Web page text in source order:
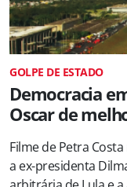
GOLPE DE ESTADO
Democracia
Oscar de
Filme de Petra
a ex-presidenta